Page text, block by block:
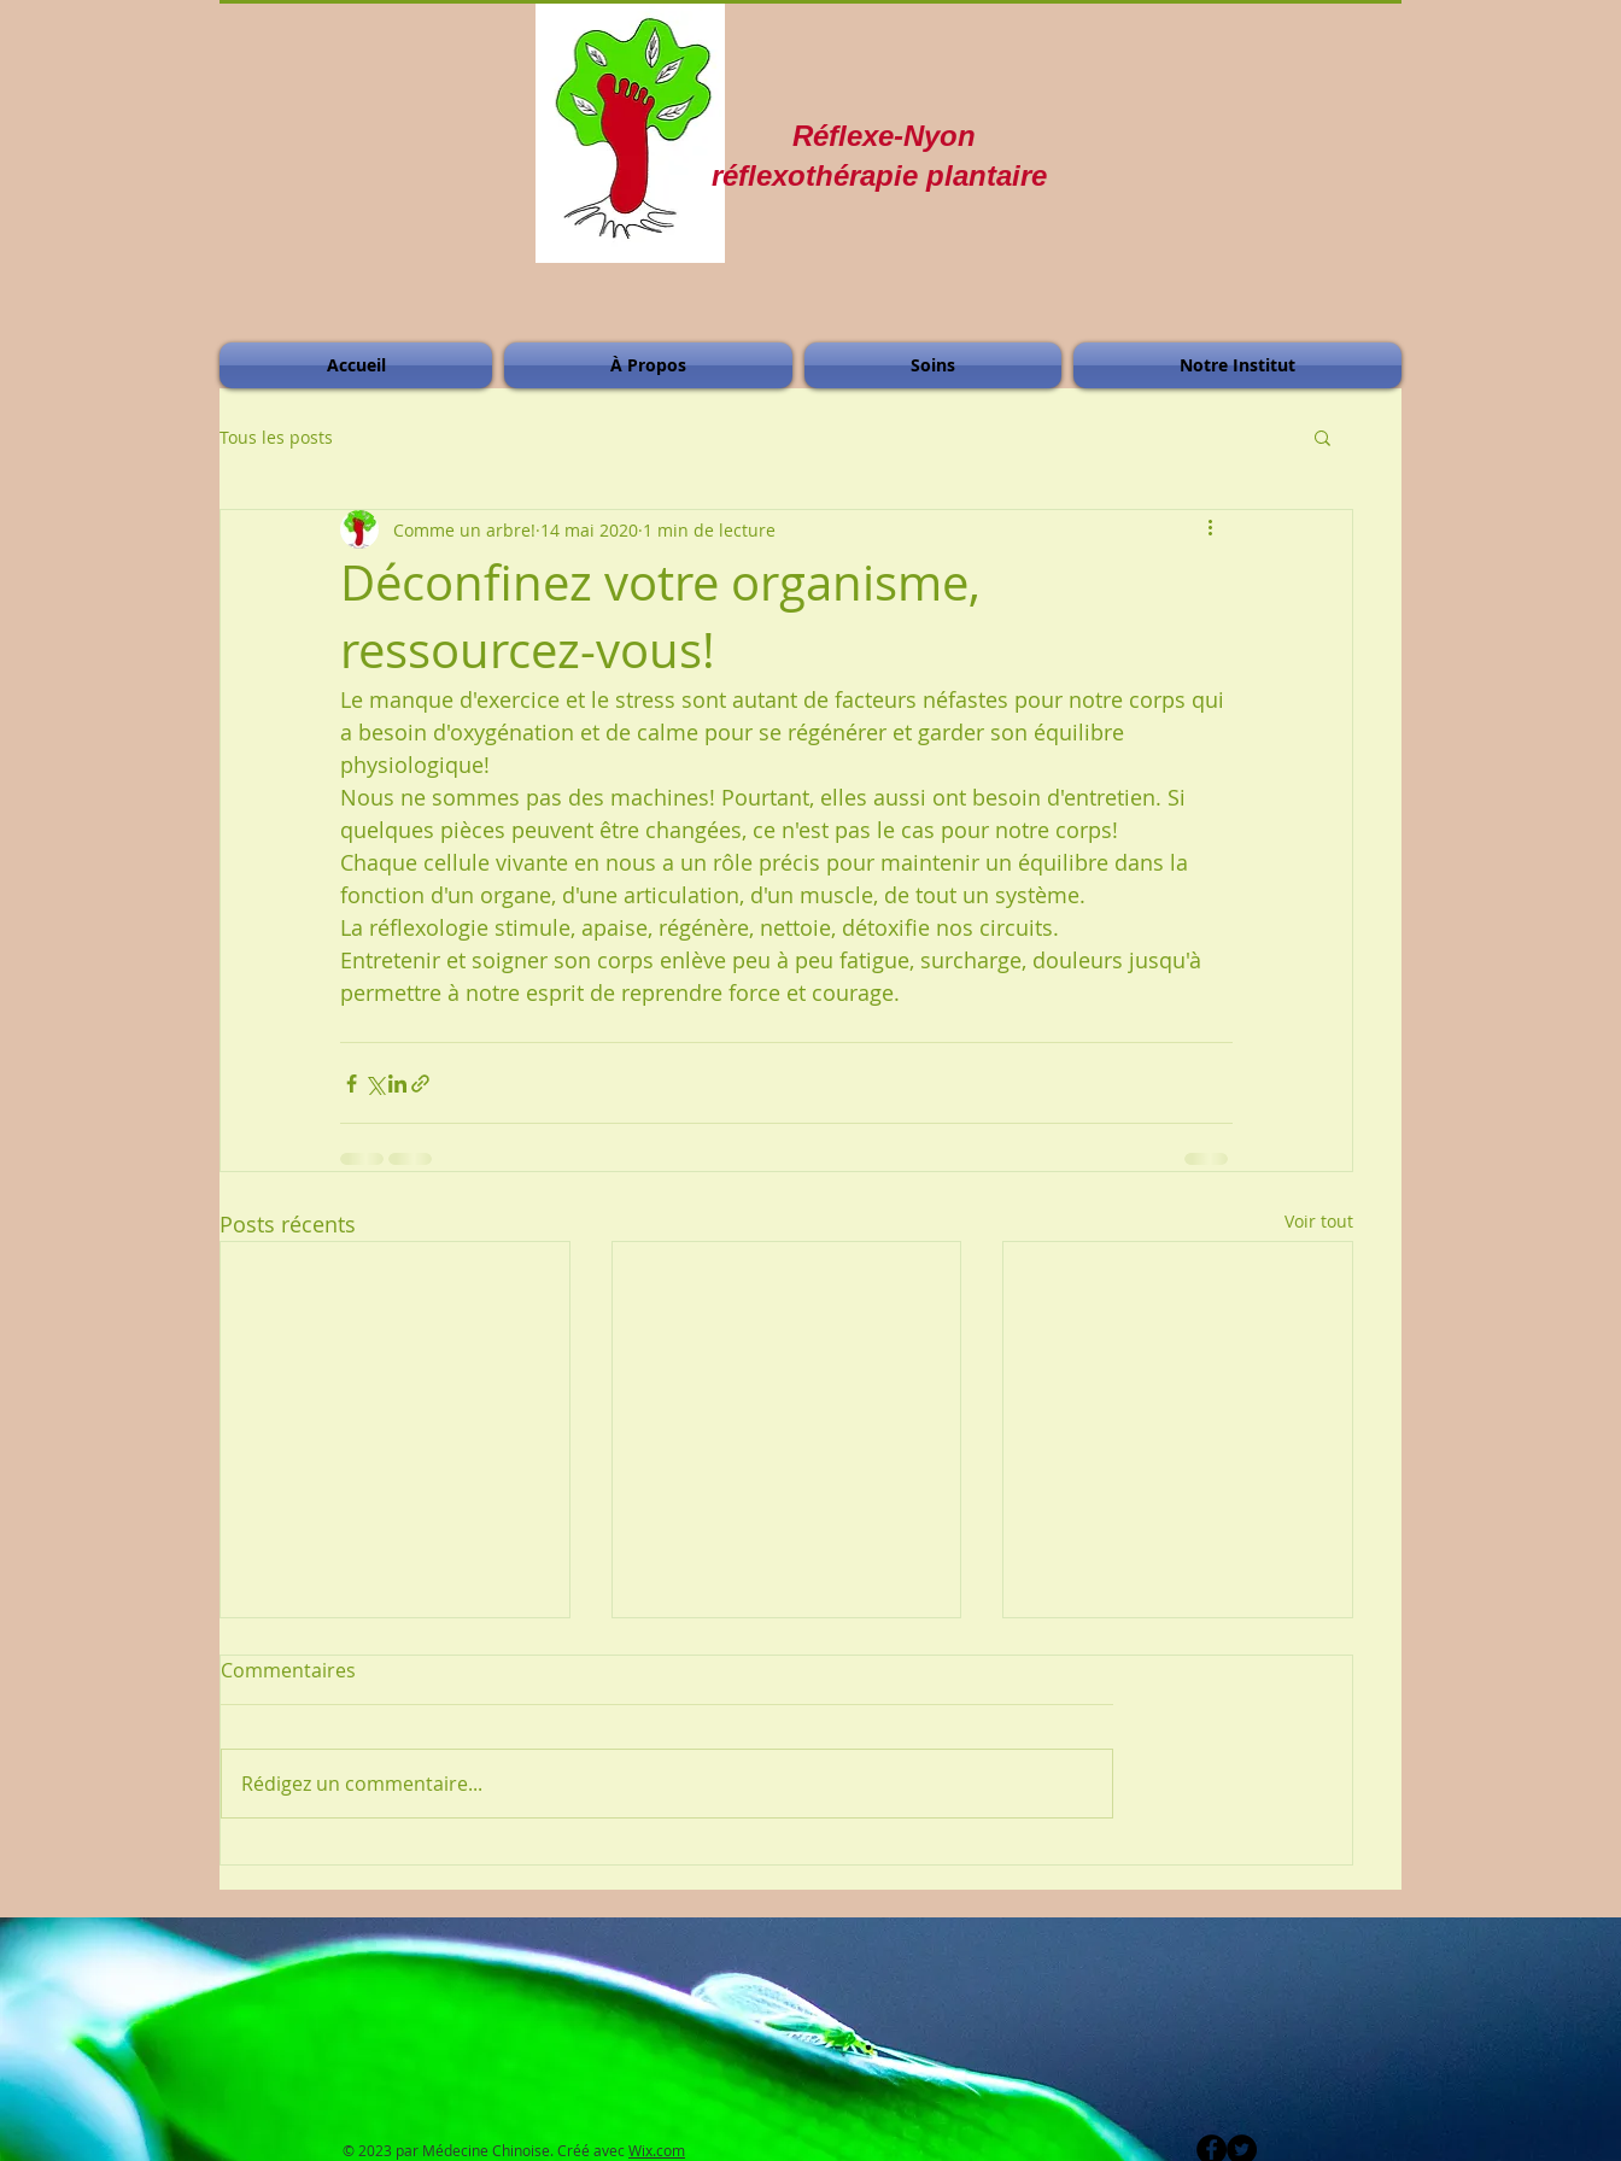
Réflexe-Nyon
réflexothérapie plantaire
Accueil À Propos Soins Notre Institut
Tous les posts
Déconfinez votre organisme,
ressourcez-vous!
Comme un arbre! 14 mai 2020 1 min de lecture
Le manque d'exercice et le stress sont autant de facteurs néfastes pour notre corps qui
a besoin d'oxygénation et de calme pour se régénérer et garder son équilibre
physiologique!
Nous ne sommes pas des machines! Pourtant, elles aussi ont besoin d'entretien. Si
quelques pièces peuvent être changées, ce n'est pas le cas pour notre corps!
Chaque cellule vivante en nous a un rôle précis pour maintenir un équilibre dans la
fonction d'un organe, d'une articulation, d'un muscle, de tout un système.
La réflexologie stimule, apaise, régénère, nettoie, détoxifie nos circuits.
Entretenir et soigner son corps enlève peu à peu fatigue, surcharge, douleurs jusqu'à
permettre à notre esprit de reprendre force et courage.
Posts récents Voir tout
Gérez votre blog depuis
votre site live
Créez un superbe blog
Bloguez d'où que vous
soyez
Commentaires
Rédigez un commentaire...
© 2023 par Médecine Chinoise. Créé avecWix.com